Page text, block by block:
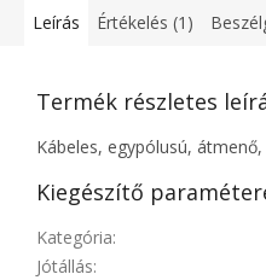
Leírás Értékelés (1)
Termék részletes
Kábeles, egypólusú,
Kiegészítő
Kategória:
Jótállás: